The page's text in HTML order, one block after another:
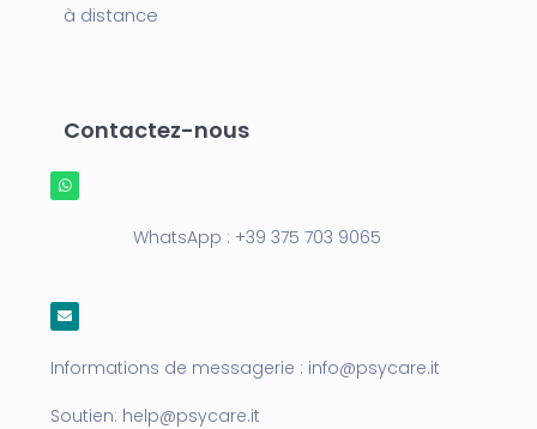
à distance
Contactez-nous
WhatsApp : +39 375 703 9065
Informations de messagerie : info@psycare.it
Soutien: help@psycare.it